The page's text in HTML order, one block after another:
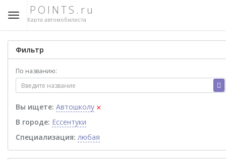
POINTS.ru
Карта автомобилиста
Фильтр
По названию:
Вы ищете: Автошколу ×
В городе: Ессентуки
Специализация: любая